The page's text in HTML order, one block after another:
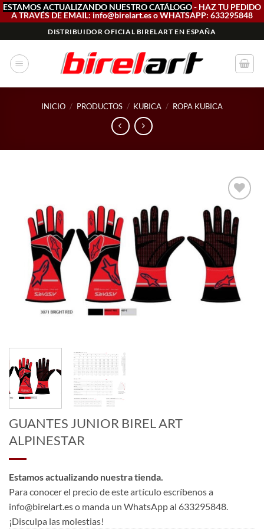
ESTAMOS ACTUALIZANDO NUESTRO CATÁLOGO- HAZ TU PEDIDO
A TRAVÉS DE EMAIL: info@birelart.es o WHATSAPP: 633295848
al
contenido
DISTRIBUIDOR OFICIAL BIRELART EN ESPAÑA
INICIO / PRODUCTOS / KUBICA / ROPA KUBICA
Add to
wishlist
GUANTES JUNIOR BIREL ART
ALPINESTAR
Estamos actualizando nuestra tienda.
Para conocer el precio de este artículo escríbenos a
info@birelart.es o manda un WhatsApp al 633295848.
¡Disculpa las molestias!